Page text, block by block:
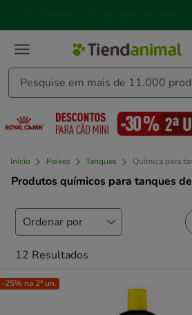
3,
mensagem,
Início Peixes Tanques Química para
Produtos químicos para tanques
12 Resultados
-25% na 2ª un.